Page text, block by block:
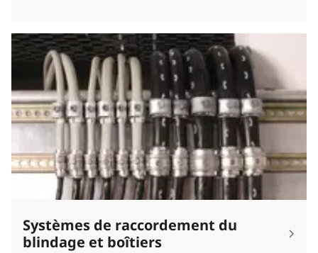
Systèmes de raccordement du
blindage et boîtiers